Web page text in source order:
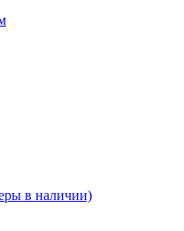
в наличии)